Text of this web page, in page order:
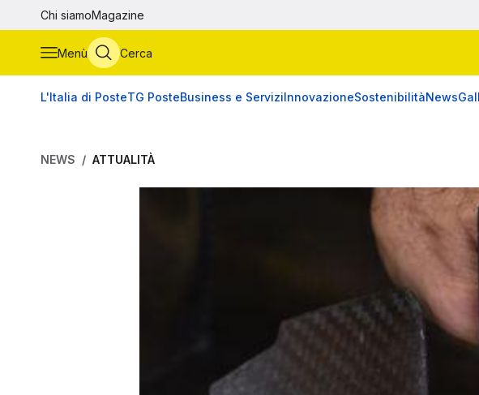
Vai al contenuto principale
Chi siamoMagazine
Menù Cerca
L'Italia di PosteTG PosteBusiness e ServiziInnovazioneSostenibilitàNews
NEWS ATTUALITÀ